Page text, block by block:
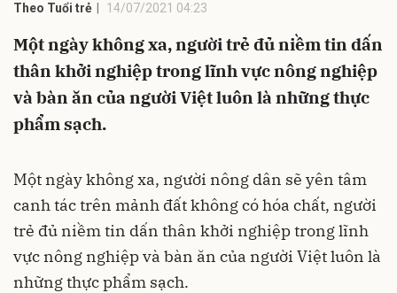
Theo Tuổi trẻ 14/07/2021 04:23
Một ngày không xa, người trẻ đủ niềm tin dấn
thân khởi nghiệp trong lĩnh vực nông nghiệp
và bàn ăn của người Việt luôn là những thực
phẩm sạch.
Một ngày không xa, người nông dân sẽ yên tâm
canh tác trên mảnh đất không có hóa chất, người
trẻ đủ niềm tin dấn thân khởi nghiệp trong lĩnh
vực nông nghiệp và bàn ăn của người Việt luôn là
những thực phẩm sạch.
Hủy